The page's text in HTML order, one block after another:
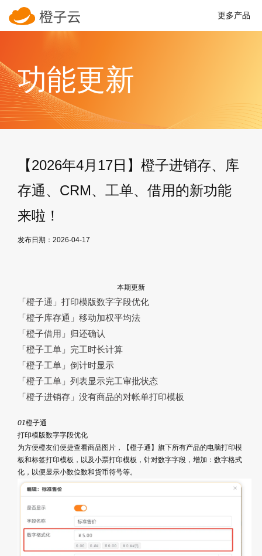
更多产品
功能更新
【2026年4月17日】橙子进销存、库
存通、CRM、工单、借用的新功能
来啦！
发布日期：2026-04-17
本期更新
「橙子通」打印模版数字字段优化
「橙子库存通」移动加权平均法
「橙子借用」归还确认
「橙子工单」完工时长计算
「橙子工单」倒计时显示
「橙子工单」列表显示完工审批状态
「橙子进销存」没有商品的对帐单打印模板
01橙子通
打印模版数字字段优化
为方便橙友们便捷查看商品图片，【橙子通】旗下所有产品的电脑打印模
板和标签打印模板，以及小票打印模板，针对数字字段，增加：数字格式
化，以便显示小数位数和货币符号等。